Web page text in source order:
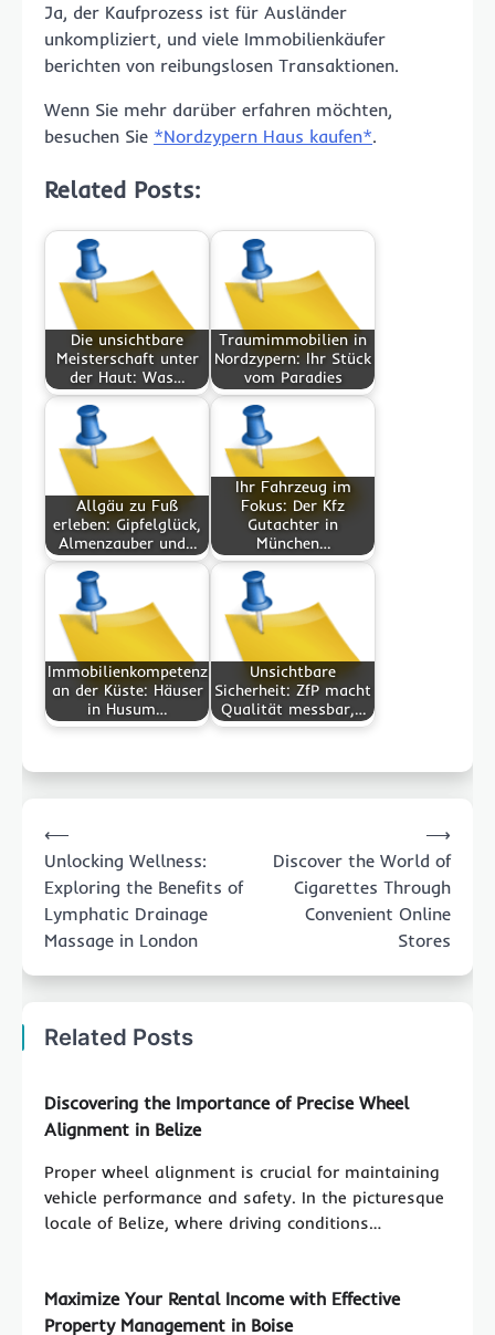
Ja, der Kaufprozess ist für Ausländer
unkompliziert, und viele Immobilienkäufer
berichten von reibungslosen Transaktionen.
Wenn Sie mehr darüber erfahren möchten,
besuchen Sie *Nordzypern Haus kaufen*.
Related Posts:
Die unsichtbare
Meisterschaft unter
der Haut: Was…
Traumimmobilien in
Nordzypern: Ihr Stück
vom Paradies
Allgäu zu Fuß
erleben: Gipfelglück,
Almenzauber und…
Ihr Fahrzeug im
Fokus: Der Kfz
Gutachter in
München…
Immobilienkompetenz
an der Küste: Häuser
in Husum…
Unsichtbare
Sicherheit: ZfP macht
Qualität messbar,…
navigation
⟵
Unlocking Wellness:
Exploring the Benefits of
Lymphatic Drainage
Massage in London
Discover the World of
Cigarettes Through
Convenient Online
Stores
⟶
Related Posts
Discovering the Importance of Precise Wheel
Alignment in Belize
Proper wheel alignment is crucial for maintaining
vehicle performance and safety. In the picturesque
locale of Belize, where driving conditions…
Maximize Your Rental Income with Effective
Property Management in Boise